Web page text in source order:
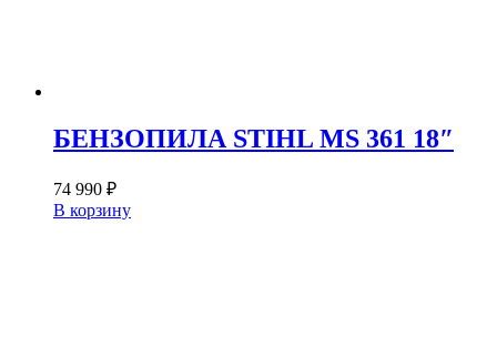
БЕНЗОПИЛА STIHL MS 361 18″
74 990 ₽
В корзину